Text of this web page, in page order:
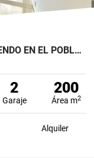
APARTAMENTO EN ARRIENDO EN EL POBLADO SECTOR LOS PARRA
2
Garaje
200
Área m2
Alquiler